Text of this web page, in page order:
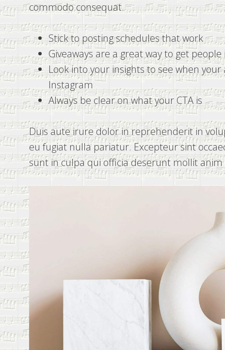
commodo consequat.
Stick to posting schedules that work
Giveaways are a great way to get
Look into your insights to see when your
Instagram
Always be clear on what your CTA is
Duis aute irure dolor in reprehenderit in
eu fugiat nulla pariatur. Excepteur sint
sunt in culpa qui officia deserunt mollit